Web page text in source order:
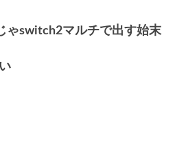
ゃswitch2マルチで出す始末